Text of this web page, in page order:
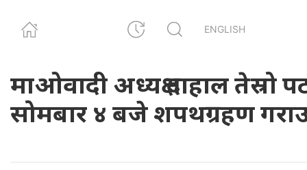
ENGLISH
माओवादी अध्यक्ष दाहाल तेस्रो
सोमबार ४ बजे शपथग्रहण